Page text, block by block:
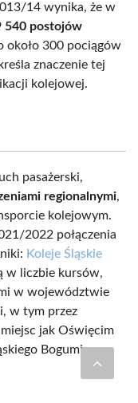
14 wynika, że w
540 postojów
około 300 pociągów
znaczenie tej
kolejowej.
pasażerski,
regionalnymi,
kolejowym.
2022 połączenia
Koleje Śląskie
w liczbie kursów,
w województwie
w tym przez
jak Oświęcim
Bogumina.